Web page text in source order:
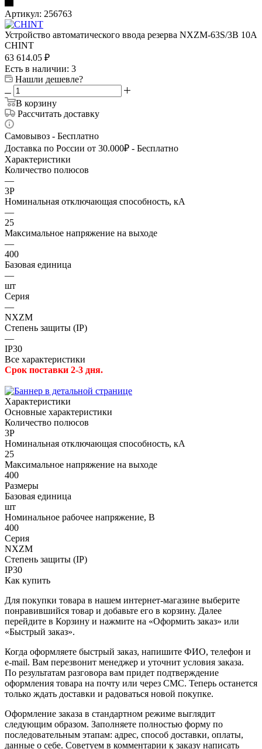
Артикул: 256763
Устройство автоматического ввода резерва NXZM-63S/3B 10А
CHINT
63 614.05 ₽
Есть в наличии: 3
Нашли дешевле?
В корзину
Рассчитать доставку
Самовывоз - Бесплатно
Доставка по России от 30.000₽ - Бесплатно
Характеристики
Количество полюсов
—
3P
Номинальная отключающая способность, кА
—
25
Максимальное напряжение на выходе
—
400
Базовая единица
—
шт
Серия
—
NXZM
Степень защиты (IP)
—
IP30
Все характеристики
Срок поставки 2-3 дня.
Характеристики
Основные характеристики
Количество полюсов
3P
Номинальная отключающая способность, кА
25
Максимальное напряжение на выходе
400
Размеры
Базовая единица
шт
Номинальное рабочее напряжение, В
400
Серия
NXZM
Степень защиты (IP)
IP30
Как купить
Для покупки товара в нашем интернет-магазине выберите
понравившийся товар и добавьте его в корзину. Далее
перейдите в Корзину и нажмите на «Оформить заказ» или
«Быстрый заказ».
Когда оформляете быстрый заказ, напишите ФИО, телефон и
e-mail. Вам перезвонит менеджер и уточнит условия заказа.
По результатам разговора вам придет подтверждение
оформления товара на почту или через СМС. Теперь останется
только ждать доставки и радоваться новой покупке.
Оформление заказа в стандартном режиме выглядит
следующим образом. Заполняете полностью форму по
последовательным этапам: адрес, способ доставки, оплаты,
данные о себе. Советуем в комментарии к заказу написать